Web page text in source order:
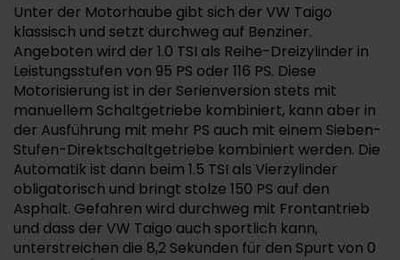
Unter der Motorhaube gibt sich der VW Taigo
klassisch und setzt durchweg auf Benziner.
Angeboten wird der 1.0 TSI als Reihe-Dreizylinder in
Leistungsstufen von 95 PS oder 116 PS. Diese
Motorisierung ist in der Serienversion stets mit
manuellem Schaltgetriebe kombiniert, kann aber in
der Ausführung mit mehr PS auch mit einem Sieben-
Stufen-Direktschaltgetriebe kombiniert werden. Die
Automatik ist dann beim 1.5 TSI als Vierzylinder
obligatorisch und bringt stolze 150 PS auf den
Asphalt. Gefahren wird durchweg mit Frontantrieb
und dass der VW Taigo auch sportlich kann,
unterstreichen die 8,2 Sekunden für den Spurt von 0